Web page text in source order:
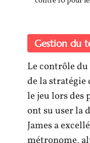
Gestion du
Le contrôle du
de la stratégie
le jeu lors des
ont su user la
James a
métronome,